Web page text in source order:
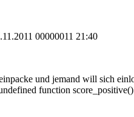
00000011 21:40
und jemand will sich
function